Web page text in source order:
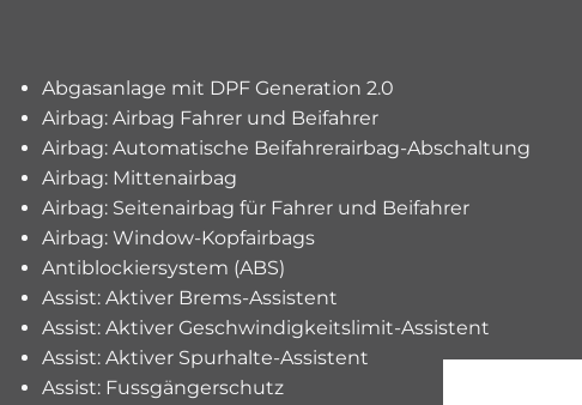
Abgasanlage mit DPF Generation 2.0
Airbag: Airbag Fahrer und Beifahrer
Airbag: Automatische Beifahrerairbag-Abschaltung
Airbag: Mittenairbag
Airbag: Seitenairbag für Fahrer und Beifahrer
Airbag: Window-Kopfairbags
Antiblockiersystem (ABS)
Assist: Aktiver Brems-Assistent
Assist: Aktiver Geschwindigkeitslimit-Assistent
Assist: Aktiver Spurhalte-Assistent
Assist: Fussgängerschutz